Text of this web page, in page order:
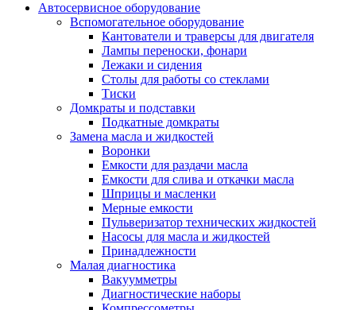
Автосервисное оборудование
Вспомогательное оборудование
Кантователи и траверсы для двигателя
Лампы переноски, фонари
Лежаки и сидения
Столы для работы со стеклами
Тиски
Домкраты и подставки
Подкатные домкраты
Замена масла и жидкостей
Воронки
Емкости для раздачи масла
Емкости для слива и откачки масла
Шприцы и масленки
Мерные емкости
Пульверизатор технических жидкостей
Насосы для масла и жидкостей
Принадлежности
Малая диагностика
Вакуумметры
Диагностические наборы